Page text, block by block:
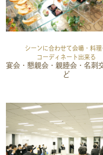
シーンに合わせて会場・料理
コーディネート出来る
宴会・懇親会・親睦会・名刺
ど